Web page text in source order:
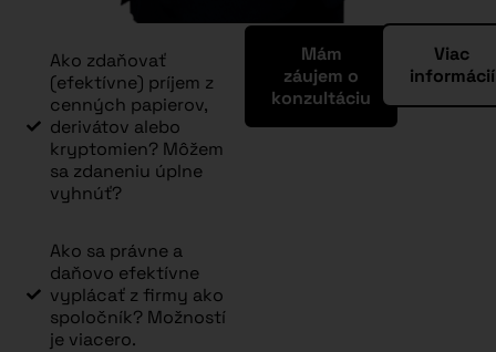
Ako zdaňovať
(efektívne) príjem z
cenných papierov,
derivátov alebo
kryptomien? Môžem
sa zdaneniu úplne
vyhnúť?
Ako sa právne a
daňovo efektívne
vyplácať z firmy ako
spoločník? Možností
je viacero.
Mám
záujem o
konzultáciu
Viac
informácií